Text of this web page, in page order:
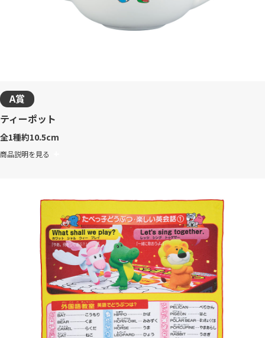
A賞
ティーポット
全1種約10.5cm
商品説明を見る